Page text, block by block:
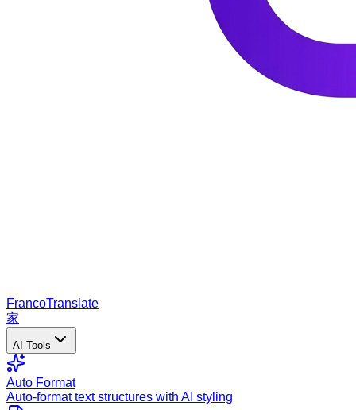
FrancoTranslate
家
AI Tools
Auto Format
Auto-format text structures with AI styling